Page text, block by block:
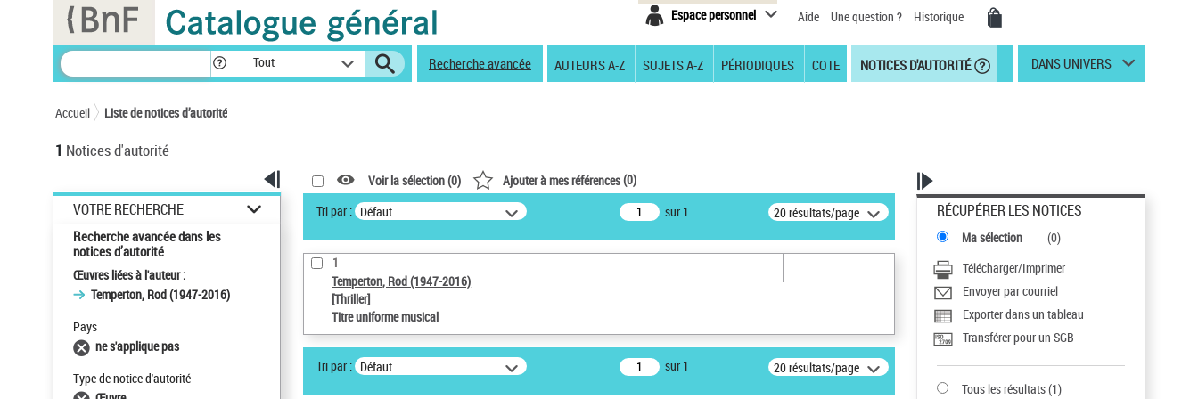
Espace personnel Aide Une question ? Historique
Tout Recherche avancée AUTEURS A-Z SUJETS A-Z PÉRIODIQUES COTE NOTICES D'AUTORITÉ DANS UNIVERS
Accueil Liste de notices d’autorité
1 Notices d'autorité
VOTRE RECHERCHE
Recherche avancée dans les
notices d’autorité
Œuvres liées à l'auteur :
Temperton, Rod (1947-2016)
Pays
ne s'applique pas
Type de notice d'autorité
Voir la sélection (0) Ajouter à mes références(0)
Tri par : Défaut sur 1 20 résultats/page
1
Temperton, Rod (1947-2016)
[Thriller]
Titre uniforme musical
Tri par : Défaut sur 1 20 résultats/page
RÉCUPÉRER LES NOTICES
Ma sélection (0)
Télécharger/Imprimer
Envoyer par courriel
Exporter dans un tableau
Transférer pour un SGB
Tous les résultats(1)
Panneau de gestion des cookies